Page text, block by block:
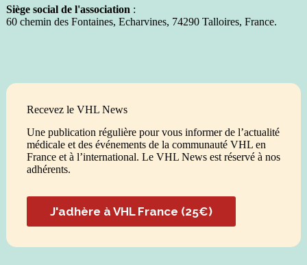
Siège social de l'association:
60 chemin des Fontaines, Echarvines, 74290 Talloires, France.
Recevez le VHL News
Une publication régulière pour vous informer de l’actualité
médicale et des événements de la communauté VHL en
France et à l’international. Le VHL News est réservé à nos
adhérents.
J'adhère à VHL France (25€)